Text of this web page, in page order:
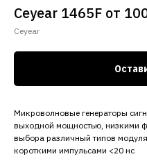
Ceyear 1465F от
Сeyear
Микроволновые генераторы
выходной мощностью, низкими
выбора различный типов
короткими импульсами <20 нс